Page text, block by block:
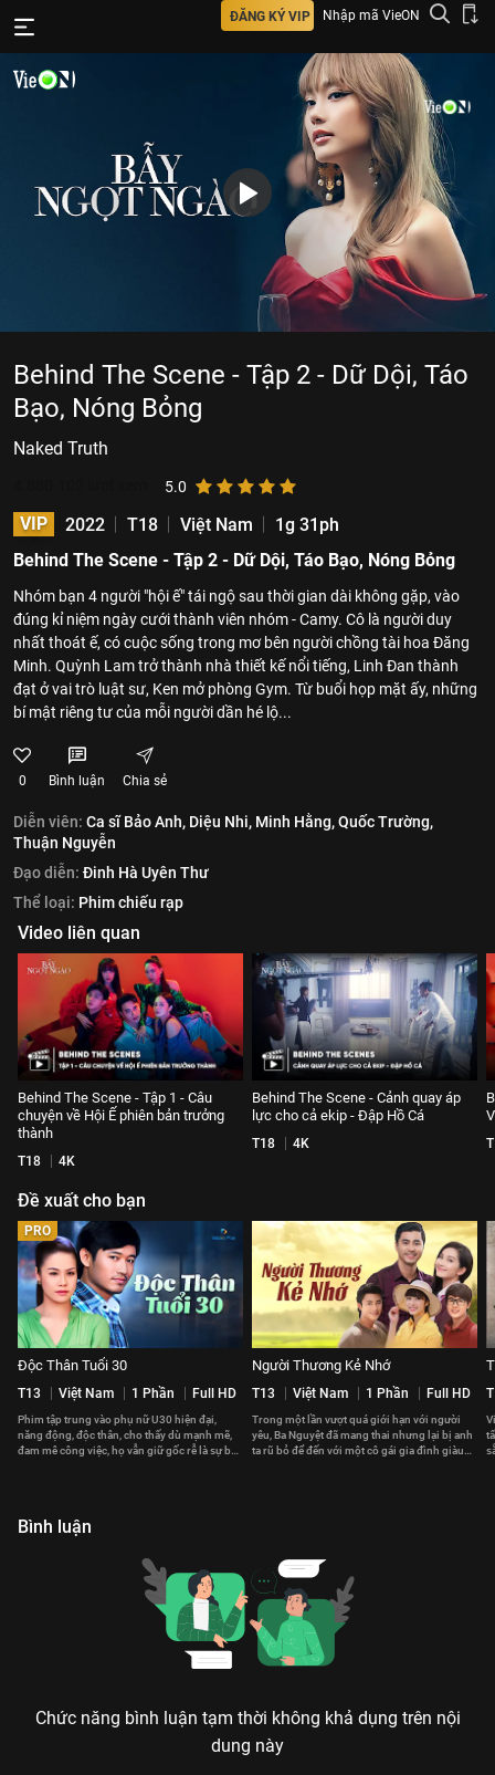
ĐĂNG KÝ VIP Nhập mã VieON
Behind The Scene - Tập 2 - Dữ Dội, Táo
Bạo, Nóng Bỏng
Naked Truth
5.0
VIP 2022 T18 Việt Nam
1g 31ph
Behind The Scene - Tập 2 - Dữ Dội, Táo Bạo, Nóng Bỏng
Nhóm bạn 4 người "hội ế" tái ngộ sau thời gian dài không gặp, vào
đúng kỉ niệm ngày cưới thành viên nhóm - Camy. Cô là người duy
nhất thoát ế, có cuộc sống trong mơ bên người chồng tài hoa Đăng
Minh. Quỳnh Lam trở thành nhà thiết kế nổi tiếng, Linh Đan thành
đạt ở vai trò luật sư, Ken mở phòng Gym. Từ buổi họp mặt ấy, những
bí mật riêng tư của mỗi người dần hé lộ...
0 Bình luận Chia sẻ
Diễn viên: Ca sĩ Bảo Anh, Diệu Nhi, Minh Hằng,Quốc Trường,
Thuận Nguyễn
Đạo diễn: Đinh Hà Uyên Thư
Thể loại: Phim chiếu rạp
Video liên quan
Behind The Scene - Tập 1 - Câu
chuyện về Hội Ế phiên bản trưởng
thành
T18 4K
Behind The Scene - Cảnh quay áp
lực cho cả ekip - Đập Hồ Cá
T18 4K
Đề xuất cho bạn
PRO
Độc Thân Tuổi 30
T13 Việt Nam 1 Phần Full HD
Phim tập trung vào phụ nữ U30 hiện đại,
năng động, độc thân, cho thấy dù mạnh mẽ,
đam mê công việc, họ vẫn giữ gốc rễ là sự bao
Người Thương Kẻ Nhớ
T13 Việt Nam 1 Phần Full HD
Trong một lần vượt quá giới hạn với người
yêu, Ba Nguyệt đã mang thai nhưng lại bị anh
ta rũ bỏ để đến với một cô gái gia đình giàu
Bình luận
Chức năng bình luận tạm thời không khả dụng trên nội
dung này